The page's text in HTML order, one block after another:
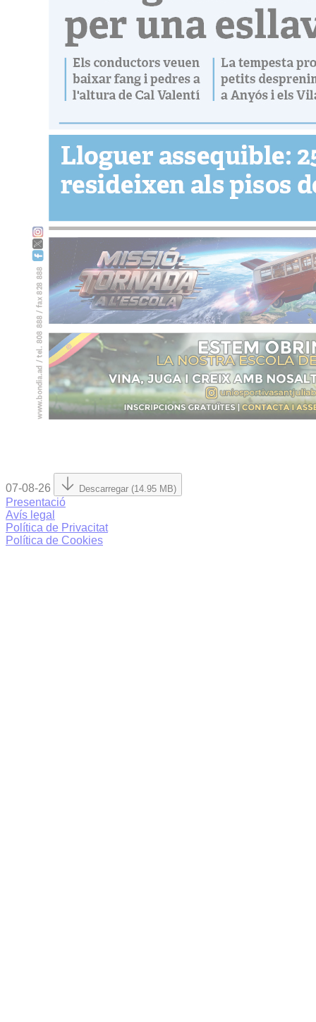
07-08-26 Descarregar (14.95 MB)
Presentació
Avís legal
Política de Privacitat
Política de Cookies